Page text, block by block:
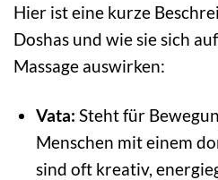
Hier ist eine kurze
Doshas und wie sie sich
Massage auswirken:
Vata: Steht für
Menschen mit einem
sind oft kreativ,